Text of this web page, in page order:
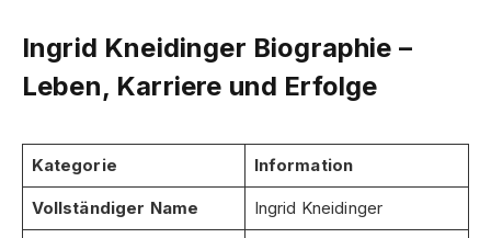
Ingrid Kneidinger Biographie –
Leben, Karriere und Erfolge
Kategorie Information
Vollständiger Name Ingrid Kneidinger